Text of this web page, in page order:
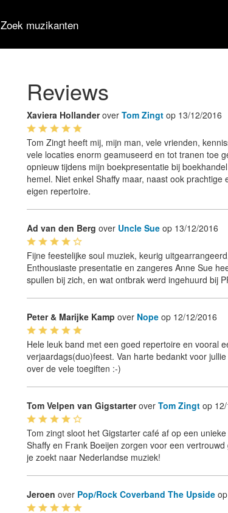
Zoek muzikanten
Reviews
Xaviera Hollanderover Tom Zingt op 13/12/2016
Tom Zingt heeft mij, mijn man, vele vrienden,
vele locaties enorm geamuseerd en tot tranen toe
opnieuw tijdens mijn boekpresentatie bij
hemel. Niet enkel Shaffy maar, naast ook
eigen repertoire.
Ad van den Berg over Uncle Sue op 13/12/2016
Fijne feestelijke soul muziek, keurig
Enthousiaste presentatie en zangeres Anne Sue
spullen bij zich, en wat ontbrak werd ingehuurd bij
Peter & Marijke Kamp over Nope op 12/12/2016
Hele leuk band met een goed repertoire en vooral
verjaardags(duo)feest. Van harte bedankt voor
over de vele toegiften :-)
Tom Velpen van Gigstarterover Tom Zingt op
Tom zingt sloot het Gigstarter café af op een
Shaffy en Frank Boeijen zorgen voor een
je zoekt naar Nederlandse muziek!
Jeroen over Pop/Rock Coverband The Upside